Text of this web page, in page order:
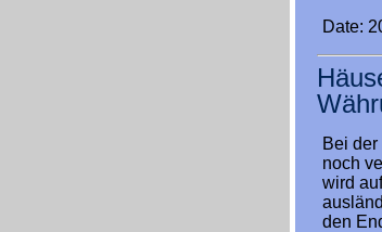
Date:
Bei
noch
wird
den